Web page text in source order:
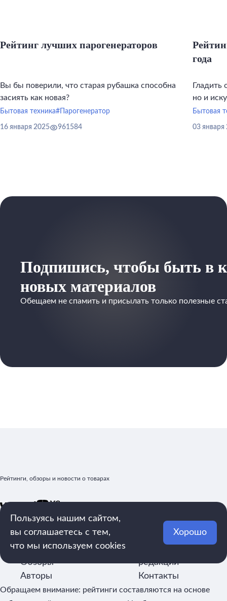
Рейтинг лучших парогенераторов
Вы бы поверили, что старая рубашка способна
засиять как новая?
Бытовая техника#Парогенератор
16 января 2025 961584
года
Гладить
но и
Бытовая
03 января
Подпишись, чтобы быть в
новых материалов
Обещаем не спамить и присылать только полезные
Рейтинги, обзоры и новости о товарах
mega.rating@yandex.ru
Рейтинги
Статьи
Обзоры
Авторы
Реклама
редакции
Контакты
Обращаем внимание: рейтинги составляются на основе
Пользуясь нашим сайтом,
вы соглашаетесь с тем,
что мы используем cookies
Хорошо